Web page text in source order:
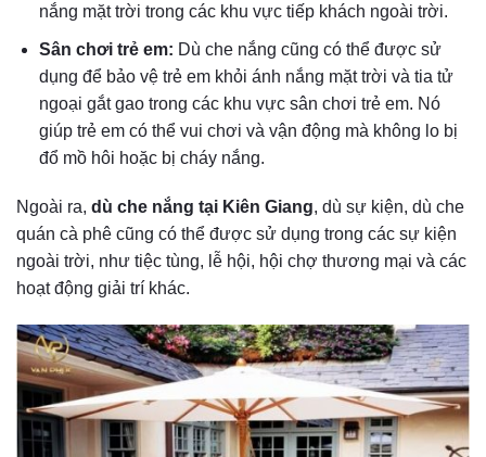
nắng mặt trời trong các khu vực tiếp khách ngoài trời.
Sân chơi trẻ em: Dù che nắng cũng có thể được sử
dụng để bảo vệ trẻ em khỏi ánh nắng mặt trời và tia tử
ngoại gắt gao trong các khu vực sân chơi trẻ em. Nó
giúp trẻ em có thể vui chơi và vận động mà không lo bị
đổ mồ hôi hoặc bị cháy nắng.
Ngoài ra, dù che nắng tại Kiên Giang, dù sự kiện, dù che
quán cà phê cũng có thể được sử dụng trong các sự kiện
ngoài trời, như tiệc tùng, lễ hội, hội chợ thương mại và các
hoạt động giải trí khác.